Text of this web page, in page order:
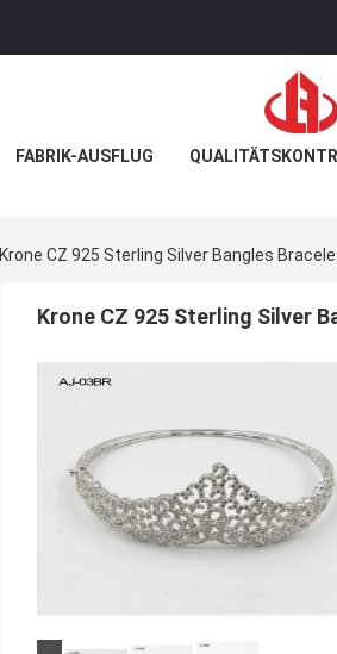
FABRIK-AUSFLUG
Krone CZ 925 Sterling Silver Bangles
Krone CZ 925 Sterling Silver